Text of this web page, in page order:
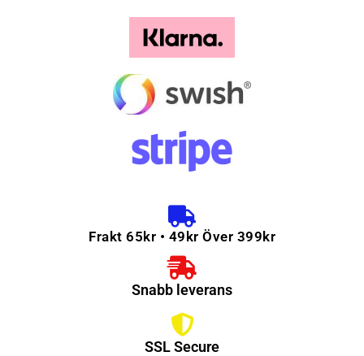
Frakt 65kr • 49kr Över 399kr
Snabb leverans
SSL Secure